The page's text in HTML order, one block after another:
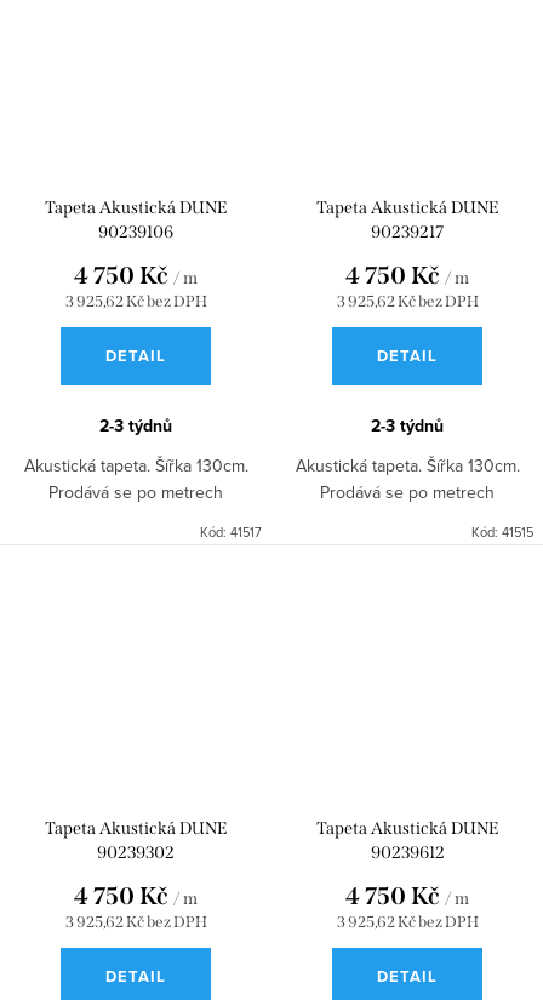
Tapeta Akustická DUNE
90239106
3 925,62 Kč bez DPH
4 750 Kč / m
DETAIL
2-3 týdnů
Akustická tapeta. Šířka 130cm.
Prodává se po metrech
Kód: 41517
Tapeta Akustická DUNE
90239217
3 925,62 Kč bez DPH
4 750 Kč / m
DETAIL
2-3 týdnů
Akustická tapeta. Šířka 130cm.
Prodává se po metrech
Kód: 41515
Tapeta Akustická DUNE
90239302
3 925,62 Kč bez DPH
4 750 Kč / m
DETAIL
Tapeta Akustická DUNE
90239612
3 925,62 Kč bez DPH
4 750 Kč / m
DETAIL